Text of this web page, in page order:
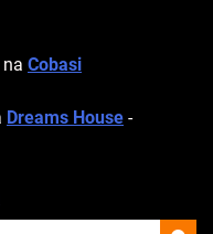
Cobasi
Dreams House -